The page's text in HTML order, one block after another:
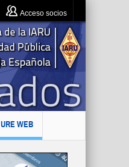
Acceso socios
URE WEB